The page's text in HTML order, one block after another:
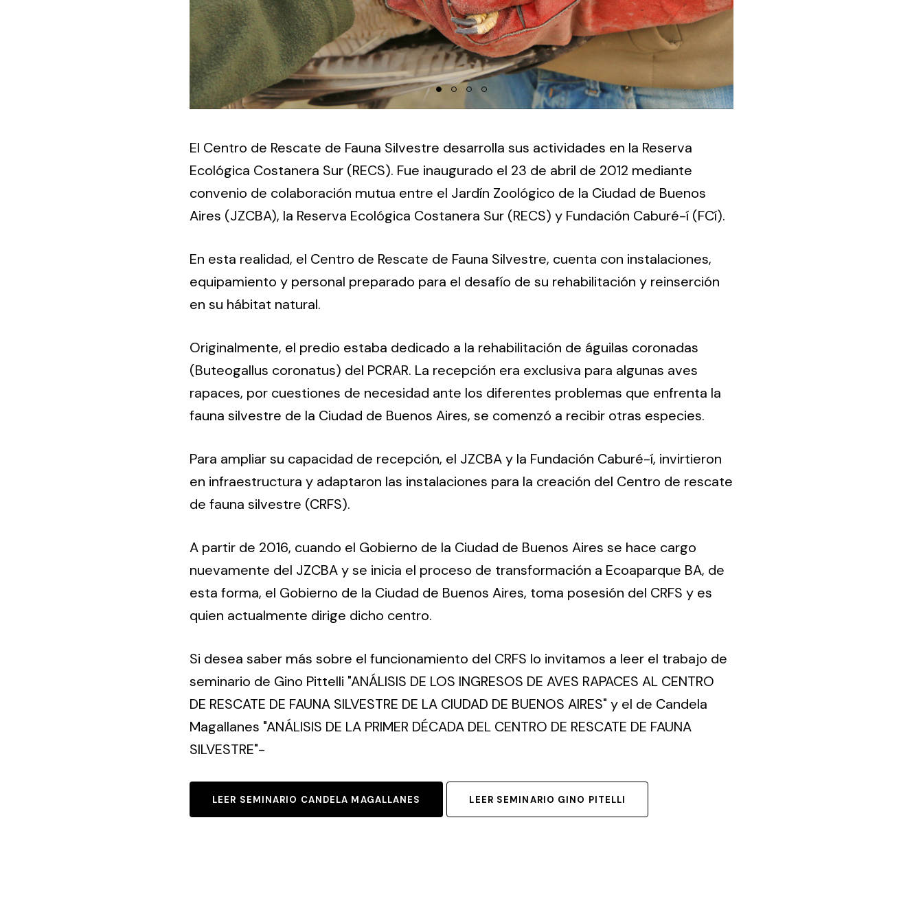
El Centro de Rescate de Fauna Silvestre desarrolla sus actividades en la Reserva
Ecológica Costanera Sur (RECS). Fue inaugurado el 23 de abril de 2012 mediante
convenio de colaboración mutua entre el Jardín Zoológico de la Ciudad de Buenos
Aires (JZCBA), la Reserva Ecológica Costanera Sur (RECS) y Fundación Caburé-í (FCí).
En esta realidad, el Centro de Rescate de Fauna Silvestre, cuenta con instalaciones,
equipamiento y personal preparado para el desafío de su rehabilitación y reinserción
en su hábitat natural.
Originalmente, el predio estaba dedicado a la rehabilitación de águilas coronadas
(Buteogallus coronatus) del PCRAR. La recepción era exclusiva para algunas aves
rapaces, por cuestiones de necesidad ante los diferentes problemas que enfrenta la
fauna silvestre de la Ciudad de Buenos Aires, se comenzó a recibir otras especies.
Para ampliar su capacidad de recepción, el JZCBA y la Fundación Caburé-í, invirtieron
en infraestructura y adaptaron las instalaciones para la creación del Centro de rescate
de fauna silvestre (CRFS).
A partir de 2016, cuando el Gobierno de la Ciudad de Buenos Aires se hace cargo
nuevamente del JZCBA y se inicia el proceso de transformación a Ecoaparque BA, de
esta forma, el Gobierno de la Ciudad de Buenos Aires, toma posesión del CRFS y es
quien actualmente dirige dicho centro.
Si desea saber más sobre el funcionamiento del CRFS lo invitamos a leer el trabajo de
seminario de Gino Pittelli "ANÁLISIS DE LOS INGRESOS DE AVES RAPACES AL CENTRO
DE RESCATE DE FAUNA SILVESTRE DE LA CIUDAD DE BUENOS AIRES" y el de Candela
Magallanes "ANÁLISIS DE LA PRIMER DÉCADA DEL CENTRO DE RESCATE DE FAUNA
SILVESTRE"-
LEER SEMINARIO CANDELA MAGALLANES LEER SEMINARIO GINO PITELLI